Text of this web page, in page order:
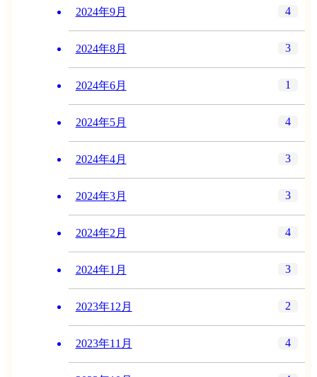
2024年9月 4
2024年8月 3
2024年6月 1
2024年5月 4
2024年4月 3
2024年3月 3
2024年2月 4
2024年1月 3
2023年12月 2
2023年11月 4